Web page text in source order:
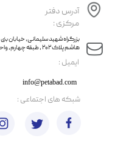
​ایمیل :
آدرس دفتر
مرکزی :
info@petabad.com
​​بزرگراه شهید سلیمانی، خیابان بنی
هاشم پلاک ۲۰۲ ، طبقه چهارم، واحد ۴۳
​شبکه های اجتماعی :